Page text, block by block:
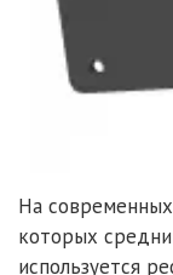
На
которых
используется